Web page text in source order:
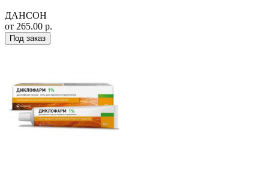
ДАНСОН
от 265.00 р.
Под заказ